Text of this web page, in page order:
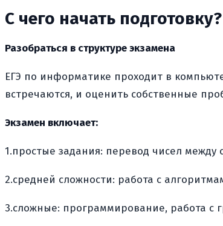
С чего начать подготовку?
Разобраться в структуре экзамена
ЕГЭ по информатике проходит в
встречаются, и оценить собственные
Экзамен включает:
1.простые задания: перевод чисел
2.средней сложности: работа с
3.сложные: программирование, работа с